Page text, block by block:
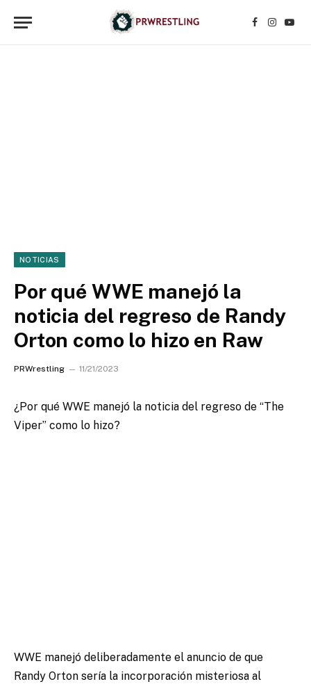
Facebook
NOTICIAS
Por qué WWE manejó la
noticia del regreso de Randy
Orton como lo hizo en Raw
PRWrestling 11/21/2023
¿Por qué WWE manejó la noticia del regreso de “The
Viper” como lo hizo?
WWE manejó deliberadamente el anuncio de que
Randy Orton sería la incorporación misteriosa al